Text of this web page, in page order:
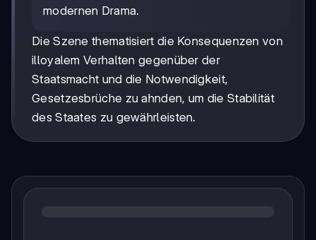
modernen Drama.
Die Szene thematisiert die Konsequenzen von
illoyalem Verhalten gegenüber der
Staatsmacht und die Notwendigkeit,
Gesetzesbrüche zu ahnden, um die Stabilität
des Staates zu gewährleisten.